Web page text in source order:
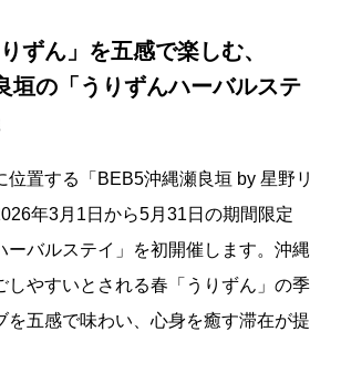
ずん」を五感で楽しむ、
垣の「うりずんハーバルステ
位置する「BEB5沖縄瀬良垣 by 星野リ
年3月1日から5月31日の期間限定
ーバルステイ」を初開催します。沖縄
しやすいとされる春「うりずん」の季
を五感で味わい、心身を癒す滞在が提